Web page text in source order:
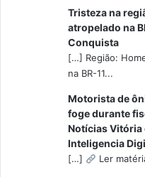
Tristeza na
atropelado na
Conquista
[…] Região:
na BR-11...
Motorista de
foge durante
Notícias Vitória
Inteligencia
[…] Ler